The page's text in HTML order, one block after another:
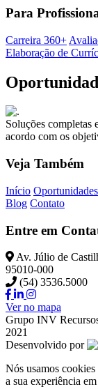
Para
Carreira 360+
Elaboração de
Soluções completas
acordo com os
Veja Também
Início Oportunidades
Blog Contato
Entre em
Av. Júlio de
95010-000
(54) 3536.5000
Ver no mapa
Grupo INV
2021
Desenvolvido por
Nós usamos
a sua experiência